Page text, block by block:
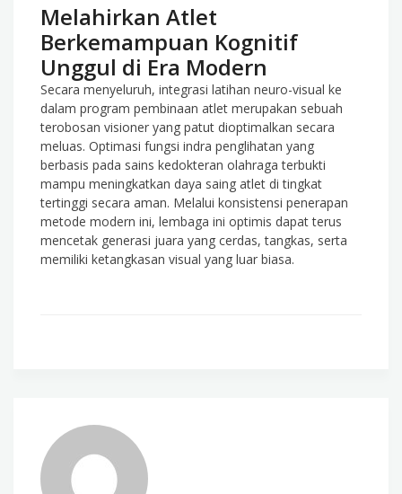
Melahirkan Atlet
Berkemampuan Kognitif
Unggul di Era Modern
Secara menyeluruh, integrasi latihan neuro-visual ke
dalam program pembinaan atlet merupakan sebuah
terobosan visioner yang patut dioptimalkan secara
meluas. Optimasi fungsi indra penglihatan yang
berbasis pada sains kedokteran olahraga terbukti
mampu meningkatkan daya saing atlet di tingkat
tertinggi secara aman. Melalui konsistensi penerapan
metode modern ini, lembaga ini optimis dapat terus
mencetak generasi juara yang cerdas, tangkas, serta
memiliki ketangkasan visual yang luar biasa.